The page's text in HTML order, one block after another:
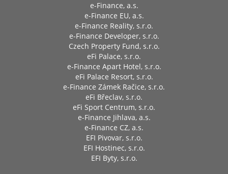
e-Finance, a.s.
e-Finance EU, a.s.
e-Finance Reality, s.r.o.
e-Finance Developer, s.r.o.
Czech Property Fund, s.r.o.
eFi Palace, s.r.o.
e-Finance Apart Hotel, s.r.o.
eFi Palace Resort, s.r.o.
e-Finance Zámek Račice, s.r.o.
eFi Břeclav, s.r.o.
eFi Sport Centrum, s.r.o.
e-Finance Jihlava, a.s.
e-Finance CZ, a.s.
EFI Pivovar, s.r.o.
EFI Hostinec, s.r.o.
EFI Byty, s.r.o.